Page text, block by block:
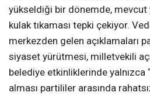
yükseldiği bir dönemde, mevcut
kulak tıkaması tepki çekiyor.
merkezden gelen açıklamaları
siyaset yürütmesi, milletvekili
belediye etkinliklerinde yalnızca
alması partililer arasında